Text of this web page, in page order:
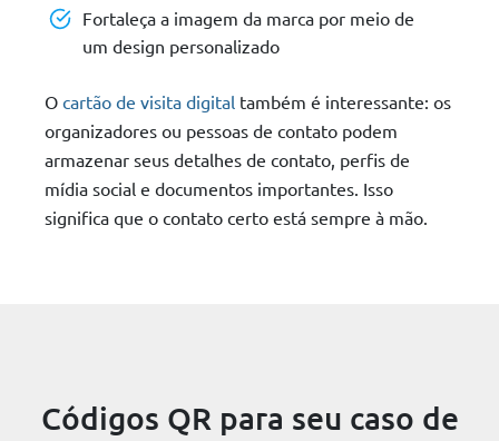
Fortaleça a imagem da marca por meio de
um design personalizado
O cartão de visita digital também é interessante: os
organizadores ou pessoas de contato podem
armazenar seus detalhes de contato, perfis de
mídia social e documentos importantes. Isso
significa que o contato certo está sempre à mão.
Códigos QR para seu caso de